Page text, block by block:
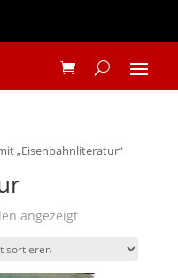
„Eisenbahnliteratur“
angezeigtNach